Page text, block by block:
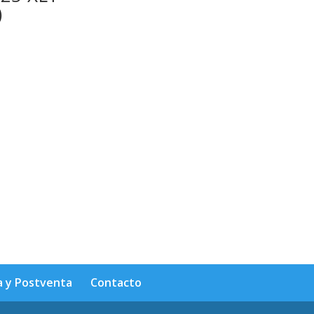
y Postventa Contacto